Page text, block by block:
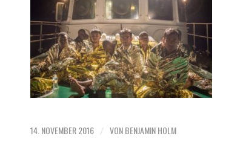
14. NOVEMBER 2016 / VONBENJAMIN HOLM